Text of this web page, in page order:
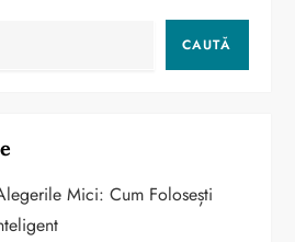
CAUTĂ
Mici: Cum Folosești